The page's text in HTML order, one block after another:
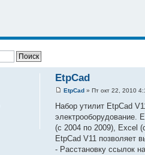
EtpCad
EtpCad » Пт окт 22, 2010
Набор утилит EtpCad
электрооборудование.
(с 2004 по 2009), Excel
EtpCad V11 позволяет
- Расстановку ссылок